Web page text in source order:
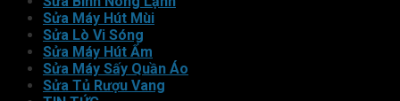
Sửa Máy Hút Mùi
Sửa Lò Vi Sóng
Sửa Máy Hút Ẩm
Sửa Máy Sấy Quần Áo
Sửa Tủ Rượu Vang